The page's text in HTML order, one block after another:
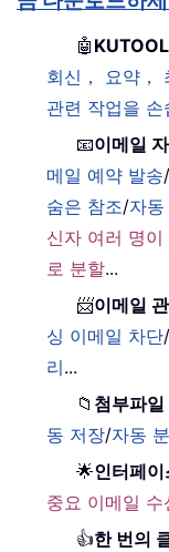
🤖
회신， 요약，
관련 작업을 손
📧이메일
메일 예약 발송/
숨은 참조/자
신자 여러 명
로 분할...
📨이메일
싱 이메일 차단/
리...
📁 첨부파일
동 저장/자동
🌟인터페이
중요 이메일 수
👍한 번의